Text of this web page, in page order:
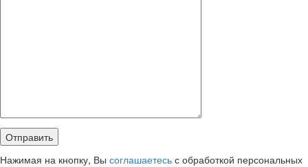
Нажимая на кнопку, Вы соглашаетесь с обработкой персональных